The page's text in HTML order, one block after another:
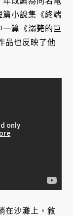
篇小說集《終端
一篇《溺斃的巨
品也反映了他
在沙灘上，敘